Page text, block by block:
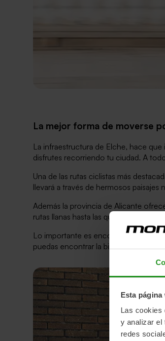
Esta página
Las cookies
y analizar el
redes
La mejor forma de moverse
La infraestructura de Elche, hace
disfrutes recorriendo tu ciudad. A
Una de las rutas ciclistas más
llevará a través de hermosos paisajes
Además la provincia de Alicante
rutas llanas hasta las que flanquean
Lo importante es encontrar la
puedas encontrar la bicicleta ideal para